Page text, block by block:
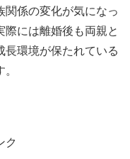
関係の変化が気になっ
際には離婚後も両親と
長環境が保たれている
ク